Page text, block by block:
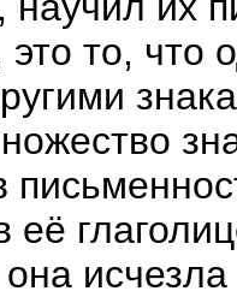
то, что
её